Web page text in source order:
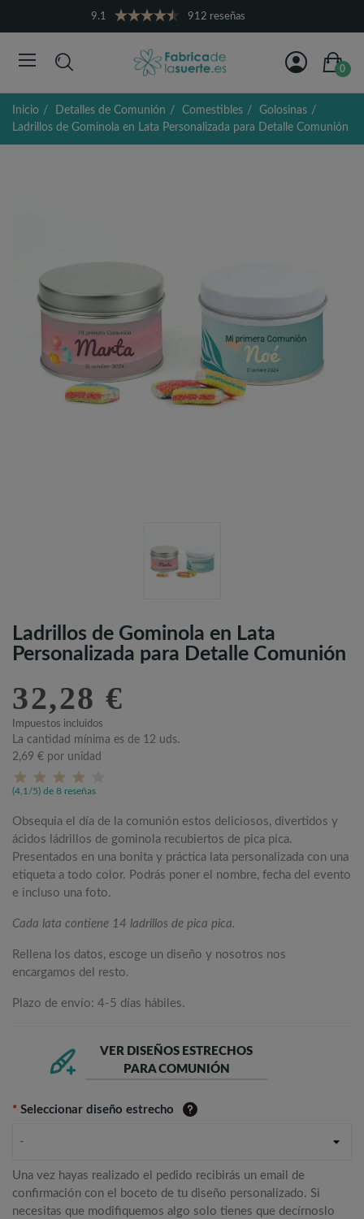
9.1 912 reseñas
0
Inicio Detalles de Comunión Comestibles
Golosinas
Ladrillos de Gominola en Lata Personalizada para Detalle Comunión
Ladrillos de Gominola en Lata
Personalizada para Detalle Comunión
32,28 €
Impuestos incluidos
La cantidad mínima es de 12 uds.
2,69 € por unidad
(4,1/5) de 8 reseñas
Obsequia el día de la comunión estos deliciosos, divertidos y
ácidos ládrillos de gominola recubiertos de pica pica.
Presentados en una bonita y práctica lata personalizada con una
etiqueta a todo color. Podrás poner el nombre, fecha del evento
e incluso una foto.
Cada lata contiene 14 ladrillos de pica pica.
Rellena los datos, escoge un diseño y nosotros nos
encargamos del resto.
Plazo de envío: 4-5 días hábiles.
VER DISEÑOS ESTRECHOS
PARA COMUNIÓN
* Seleccionar diseño estrecho
-
Una vez hayas realizado el pedido recibirás un email de
confirmación con el boceto de tu diseño personalizado. Si
necesitas que modifiquemos algo solo tienes que decírnoslo